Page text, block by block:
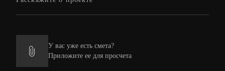
У вас уже есть смета?
Приложите ее для просчета